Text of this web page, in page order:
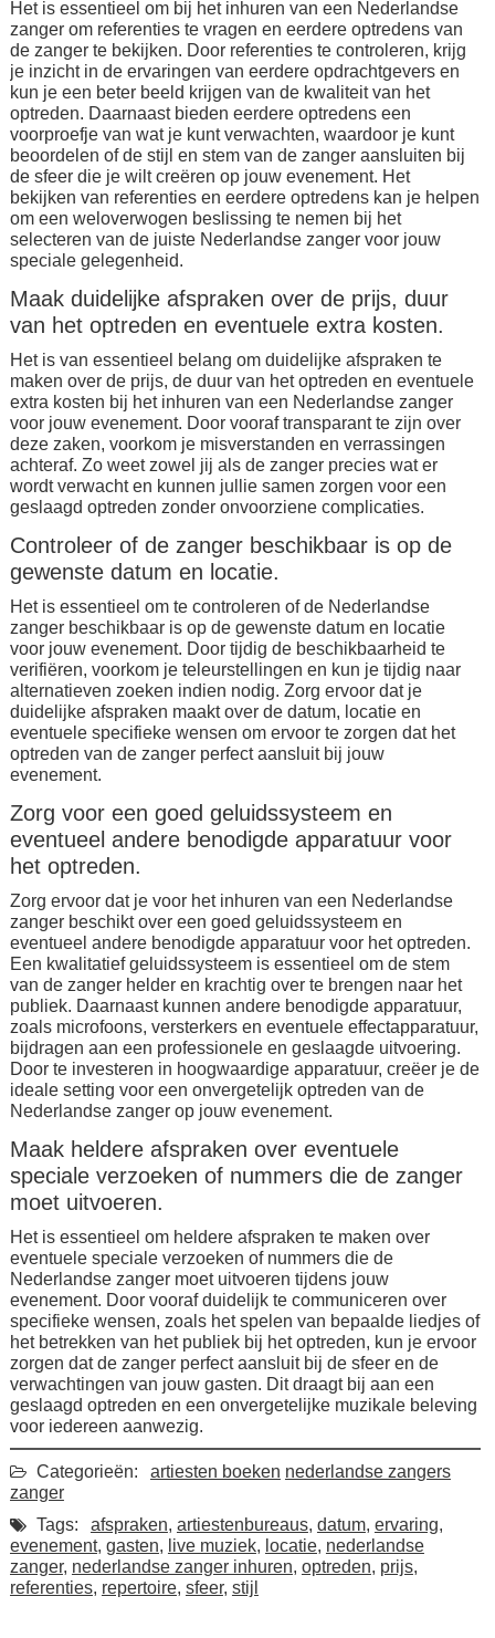
Het is essentieel om bij het inhuren van een Nederlandse
zanger om referenties te vragen en eerdere optredens van
de zanger te bekijken. Door referenties te controleren, krijg
je inzicht in de ervaringen van eerdere opdrachtgevers en
kun je een beter beeld krijgen van de kwaliteit van het
optreden. Daarnaast bieden eerdere optredens een
voorproefje van wat je kunt verwachten, waardoor je kunt
beoordelen of de stijl en stem van de zanger aansluiten bij
de sfeer die je wilt creëren op jouw evenement. Het
bekijken van referenties en eerdere optredens kan je helpen
om een weloverwogen beslissing te nemen bij het
selecteren van de juiste Nederlandse zanger voor jouw
speciale gelegenheid.
Maak duidelijke afspraken over de prijs, duur
van het optreden en eventuele extra kosten.
Het is van essentieel belang om duidelijke afspraken te
maken over de prijs, de duur van het optreden en eventuele
extra kosten bij het inhuren van een Nederlandse zanger
voor jouw evenement. Door vooraf transparant te zijn over
deze zaken, voorkom je misverstanden en verrassingen
achteraf. Zo weet zowel jij als de zanger precies wat er
wordt verwacht en kunnen jullie samen zorgen voor een
geslaagd optreden zonder onvoorziene complicaties.
Controleer of de zanger beschikbaar is op de
gewenste datum en locatie.
Het is essentieel om te controleren of de Nederlandse
zanger beschikbaar is op de gewenste datum en locatie
voor jouw evenement. Door tijdig de beschikbaarheid te
verifiëren, voorkom je teleurstellingen en kun je tijdig naar
alternatieven zoeken indien nodig. Zorg ervoor dat je
duidelijke afspraken maakt over de datum, locatie en
eventuele specifieke wensen om ervoor te zorgen dat het
optreden van de zanger perfect aansluit bij jouw
evenement.
Zorg voor een goed geluidssysteem en
eventueel andere benodigde apparatuur voor
het optreden.
Zorg ervoor dat je voor het inhuren van een Nederlandse
zanger beschikt over een goed geluidssysteem en
eventueel andere benodigde apparatuur voor het optreden.
Een kwalitatief geluidssysteem is essentieel om de stem
van de zanger helder en krachtig over te brengen naar het
publiek. Daarnaast kunnen andere benodigde apparatuur,
zoals microfoons, versterkers en eventuele effectapparatuur,
bijdragen aan een professionele en geslaagde uitvoering.
Door te investeren in hoogwaardige apparatuur, creëer je de
ideale setting voor een onvergetelijk optreden van de
Nederlandse zanger op jouw evenement.
Maak heldere afspraken over eventuele
speciale verzoeken of nummers die de zanger
moet uitvoeren.
Het is essentieel om heldere afspraken te maken over
eventuele speciale verzoeken of nummers die de
Nederlandse zanger moet uitvoeren tijdens jouw
evenement. Door vooraf duidelijk te communiceren over
specifieke wensen, zoals het spelen van bepaalde liedjes of
het betrekken van het publiek bij het optreden, kun je ervoor
zorgen dat de zanger perfect aansluit bij de sfeer en de
verwachtingen van jouw gasten. Dit draagt bij aan een
geslaagd optreden en een onvergetelijke muzikale beleving
voor iedereen aanwezig.
Categorieën: artiesten boeken nederlandse zangers
zanger
Tags:
afspraken, artiestenbureaus, datum, ervaring,
evenement, gasten, live muziek, locatie, nederlandse
zanger, nederlandse zanger inhuren, optreden, prijs,
referenties, repertoire, sfeer, stijl